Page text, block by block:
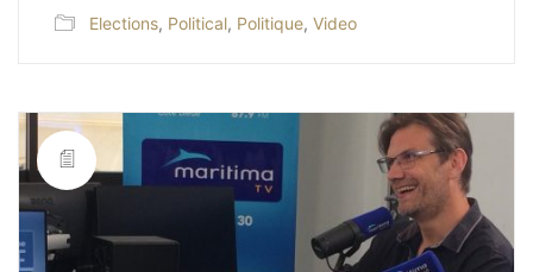
Elections, Political, Politique, Video